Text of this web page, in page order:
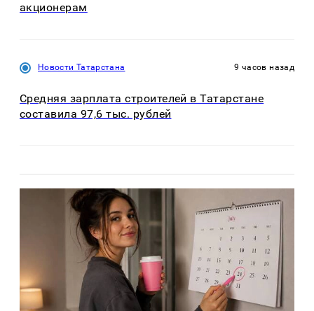
акционерам
Новости Татарстана 9 часов назад
Средняя зарплата строителей в Татарстане
составила 97,6 тыс. рублей